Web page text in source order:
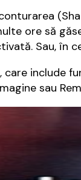
ore să
Sau, în
include
sau